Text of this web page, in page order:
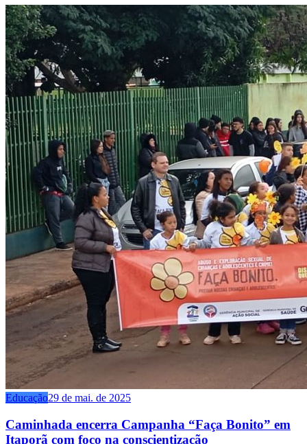
Educação29 de mai. de 2025
Caminhada encerra Campanha “Faça Bonito” em
Itaporã com foco na conscientização